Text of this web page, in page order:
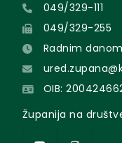
049/329-111
049/329-255
Radnim
OIB:
Županija na